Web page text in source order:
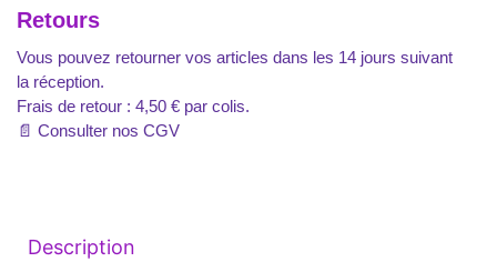
Retours
Vous pouvez retourner vos articles dans les 14 jours suivant
la réception.
Frais de retour : 4,50 € par colis.
📄 Consulter nos CGV
Description